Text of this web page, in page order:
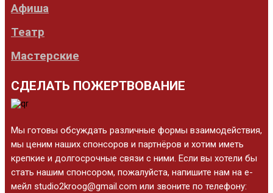
Афиша
Театр
Мастерские
СДЕЛАТЬ ПОЖЕРТВОВАНИЕ
Мы готовы обсуждать различные формы взаимодействия,
мы ценим наших спонсоров и партнёров и хотим иметь
крепкие и долгосрочные связи с ними. Если вы хотели бы
стать нашим спонсором, пожалуйста, напишите нам на е-
мейл studio2kroog@gmail.com или звоните по телефону: